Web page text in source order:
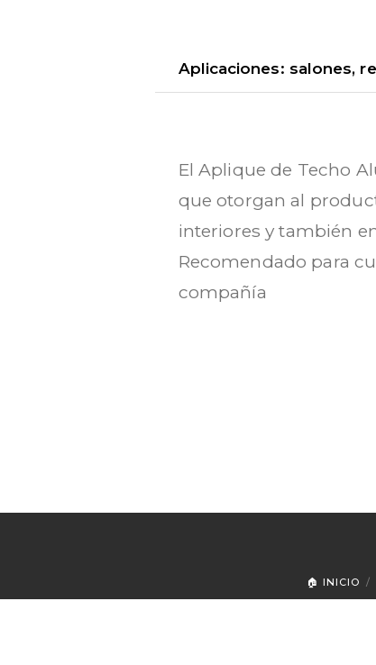
Aplicaciones: salones,
El Aplique de Techo
que otorgan al
interiores y también
Recomendado para
compañía
🏠 INICIO